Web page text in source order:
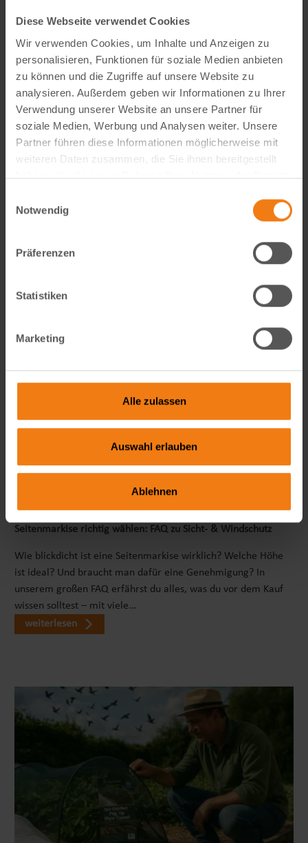
Diese Webseite verwendet Cookies
Wir verwenden Cookies, um Inhalte und Anzeigen zu
personalisieren, Funktionen für soziale Medien anbieten
zu können und die Zugriffe auf unsere Website zu
analysieren. Außerdem geben wir Informationen zu Ihrer
Verwendung unserer Website an unsere Partner für
soziale Medien, Werbung und Analysen weiter. Unsere
Partner führen diese Informationen möglicherweise mit
weiteren Daten zusammen, die Sie ihnen bereitgestellt
haben oder die sie im Rahmen Ihrer Nutzung der Dienste
Notwendig
Präferenzen
Statistiken
Marketing
Alle zulassen
Auswahl erlauben
Ablehnen
Werde Teil von Lemodo360! Als Visual Content Creator
Bildwelten – von der Idee bis zum A++ Content. Kreativ,
Seitenmarkise richtig wählen: FAQ zu Sicht- & Windschutz
Wie blickdicht ist eine Seitenmarkise wirklich? Welche Höhe
ist ideal? Und braucht man dafür eine Genehmigung? In
unserem großen FAQ erfährst du alles, was du vor dem Kauf
wissen solltest – mit viele…
weiterlesen